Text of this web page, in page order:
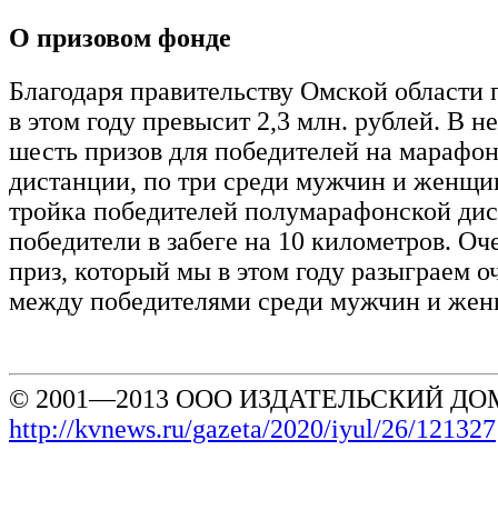
О призовом фонде
Благодаря правительству Омской
в этом году превысит 2,3 млн. рублей. В
шесть призов для победителей на
дистанции, по три среди мужчин и
тройка победителей полумарафонской
победители в забеге на 10 километров.
приз, который мы в этом году разыграем
между победителями среди мужчин и
© 2001—2013 ООО ИЗДАТЕЛЬСКИЙ
http://kvnews.ru/gazeta/2020/iyul/26/121327